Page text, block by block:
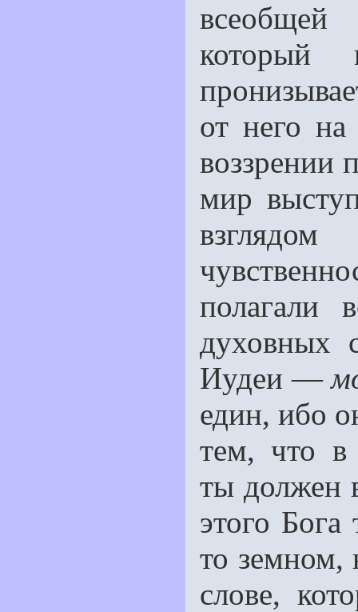
который
от него
воззрении
мир
полагали
духовных
Иудеи —
един, ибо
тем, что в
ты должен
этого
то земном,
слове,